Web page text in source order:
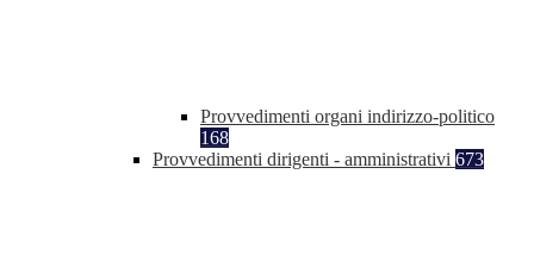
Provvedimenti organi indirizzo-politico
168
Provvedimenti dirigenti - amministrativi 673